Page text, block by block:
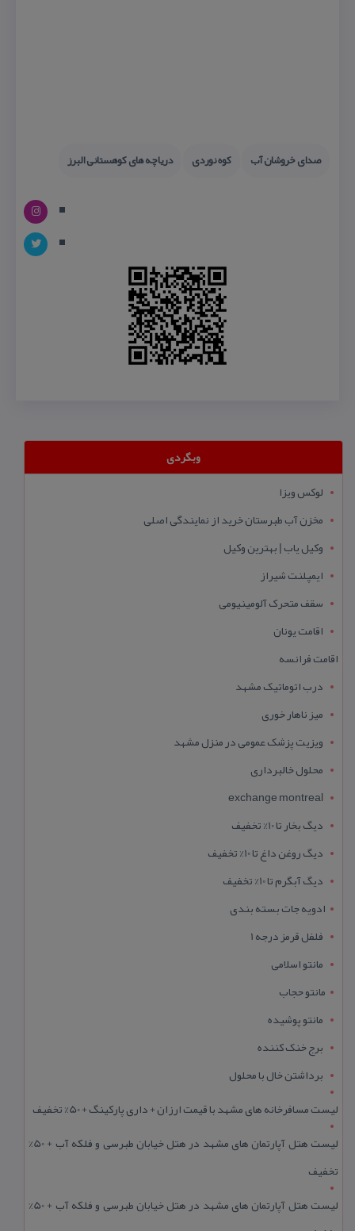
صدای خروشان آب كوه نوردی دریاچه های كوهستانی البرز
وبگردی
لوکس ویزا
مخزن آب طبرستان خرید از نمایندگی اصلی
وکیل یاب | بهترین وکیل
ایمپلنت شیراز
سقف متحرک آلومینیومی
اقامت یونان
اقامت فرانسه
درب اتوماتیک مشهد
میز ناهار خوری
ویزیت پزشک عمومی در منزل مشهد
محلول خالبرداری
exchange montreal
دیگ بخار تا 10% تخفیف
دیگ روغن داغ تا 10% تخفیف
دیگ آبگرم تا 10% تخفیف
ادویه جات بسته بندی
فلفل قرمز درجه 1
مانتو اسلامی
مانتو حجاب
مانتو پوشیده
برج خنک کننده
برداشتن خال با محلول
لیست مسافرخانه های مشهد با قیمت ارزان + داری پارکینگ + 50% تخفیف
لیست هتل آپارتمان های مشهد در هتل خیابان طبرسی و فلکه آب + 50%
تخفیف
لیست هتل آپارتمان های مشهد در هتل خیابان طبرسی و فلکه آب + 50%